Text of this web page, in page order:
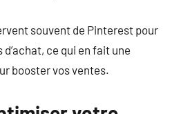
souvent de Pinterest pour
ce qui en fait une
booster vos ventes.